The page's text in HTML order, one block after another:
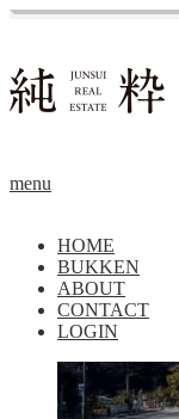
menu
HOME
BUKKEN
ABOUT
CONTACT
LOGIN
物件
頂